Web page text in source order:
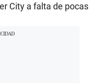
City a falta de pocas